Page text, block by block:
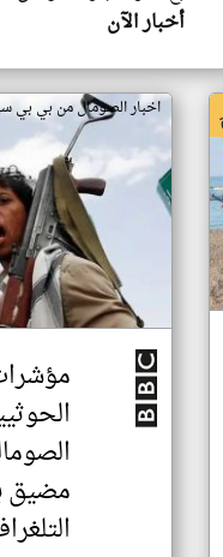
أخبار الآن
اخبار الصومال من بي بي
مضيق